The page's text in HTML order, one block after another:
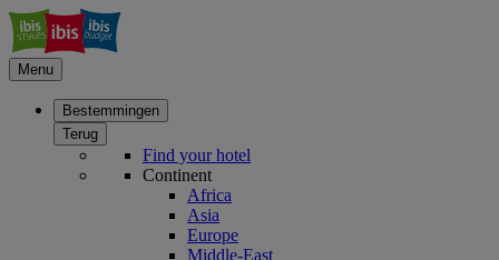
Menu
Bestemmingen
Terug
Find your hotel
Continent
Africa
Asia
Europe
Middle-East